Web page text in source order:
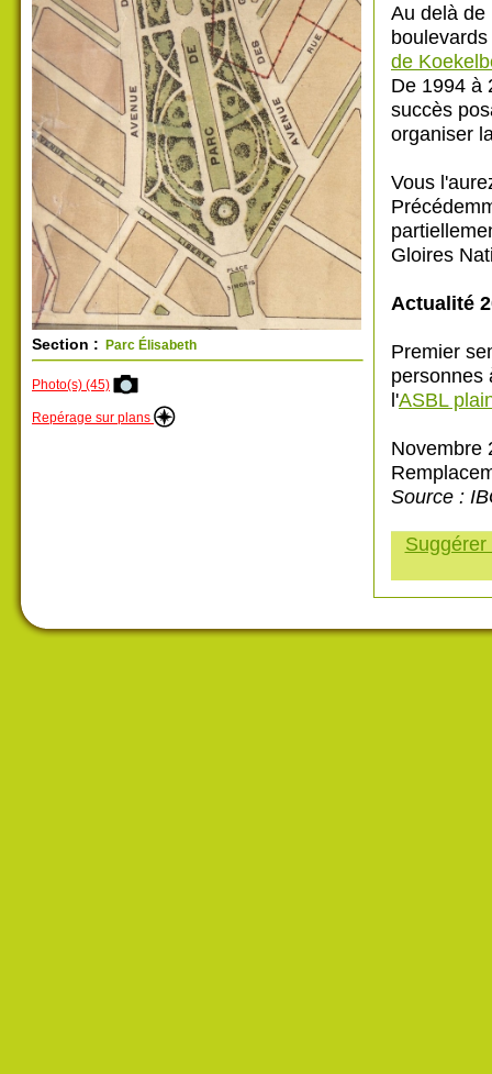
Section : Parc Élisabeth
Photo(s) (45)
Repérage sur plans
Au delà
de
De 1994 à
succès
organiser
Vous
Gloires
Actualité
Premier
personnes
l'ASBL
Novembre
Source :